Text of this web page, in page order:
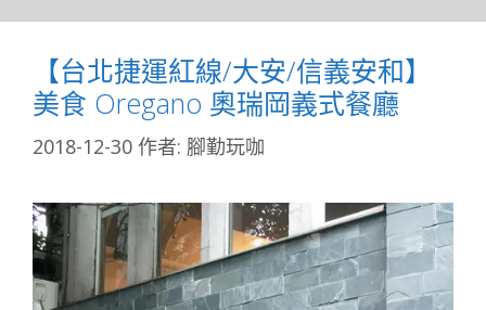
【台北捷運紅線/大安/信義安和】
美食 Oregano 奧瑞岡義式餐廳
2018-12-30 作者: 腳勤玩咖